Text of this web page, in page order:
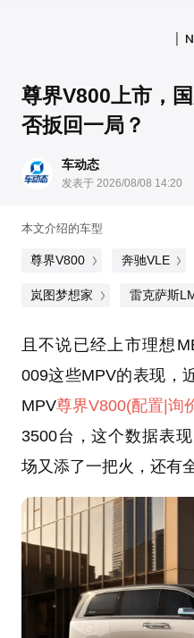
尊界V800上市，
否扳回一局？
车动态
发表于 2026/08/08 14:20
本文介绍的车型
尊界V800 奔驰VLE
岚图梦想家 雷克萨斯
且不说已经上市理想
009这些MPV的表现，
MPV尊界V800(配置|询
3500台，这个数据表
场又添了一把火，还有